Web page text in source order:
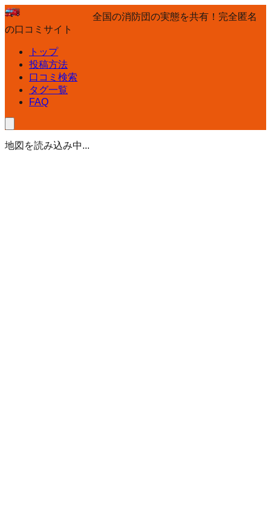
全国の消防団の実態を共有！完全匿名
の口コミサイト
トップ
投稿方法
口コミ検索
タグ一覧
FAQ
地図を読み込み中...